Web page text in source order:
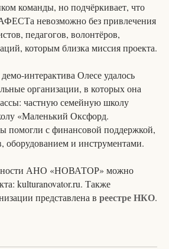
команды, но подчёркивает, что
невозможно без привлечения
педагогов, волонтёров,
которым близка миссия проекта.
интерактива Олесе удалось
организации, в которых она
частную семейную школу
«Маленький Оксфорд.
помогли с финансовой поддержкой,
оборудованием и инструментами.
АНО «НОВАТОР» можно
kulturanovator.ru. Также
представлена в реестре НКО.